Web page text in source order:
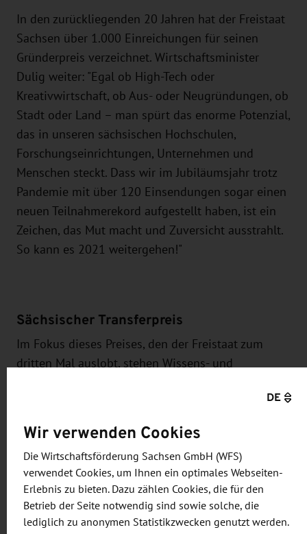
In den zurückliegenden 20 Jahren hat der Freistaat
Sachsen über 1.000 Einreichungen für seinen
Gründerpreis verzeichnet. Wirtschaftsminister
Dulig weiter: "Egal ob High-Tech oder
Kreativwirtschaft, ob Aus- oder Neugründungen, ob
Stadt oder Land – man spürt das enorme Potenzial,
das in unseren sächsischen Hochschulen,
Forschungseinrichtungen, Unternehmen und
Menschen steckt. Dass wir im Jubiläumsjahr trotz
Pandemie mit über 120 Einsendungen sogar einen
neuen Teilnahmerekord aufgestellt haben, ist ein
Zeichen, das Mut macht und Zuversicht ausstrahlt.
So kann es 2021 weitergehen!"
Sächsischer Transferpreis
Im Fokus dieses Preises, den der Freistaat zum
dritten Mal auslobt, stehen Wissens- und
Er ist ebenfalls mit 30.000 Euro dotiert. Darüber
verliehen. Unternehmen mit Sitz in Sachsen
können sich gemeinsam mit einer wissens- und
technologiegebenden Einzelperson aus einer
Hochschule oder außeruniversitären
Forschungseinrichtung bewerben. Der
DE
Wir verwenden Cookies
Die Wirtschaftsförderung Sachsen GmbH (WFS)
verwendet Cookies, um Ihnen ein optimales Webseiten-
Erlebnis zu bieten. Dazu zählen Cookies, die für den
Betrieb der Seite notwendig sind sowie solche, die
lediglich zu anonymen Statistikzwecken genutzt werden.